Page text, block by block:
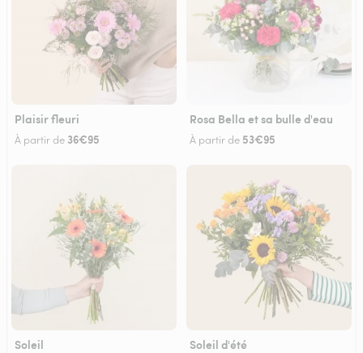
Plaisir fleuri
À partir de 36€95
Rosa Bella et sa bulle d'eau
À partir de 53€95
Soleil Soleil d'été